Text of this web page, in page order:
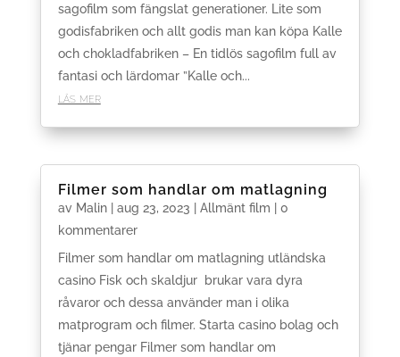
sagofilm som fängslat generationer. Lite som
godisfabriken och allt godis man kan köpa Kalle
och chokladfabriken – En tidlös sagofilm full av
fantasi och lärdomar ”Kalle och...
läs mer
Filmer som handlar om matlagning
av Malin| aug 23, 2023 Allmänt film | 0
kommentarer
Filmer som handlar om matlagning utländska
casino Fisk och skaldjur brukar vara dyra
råvaror och dessa använder man i olika
matprogram och filmer. Starta casino bolag och
tjänar pengar Filmer som handlar om